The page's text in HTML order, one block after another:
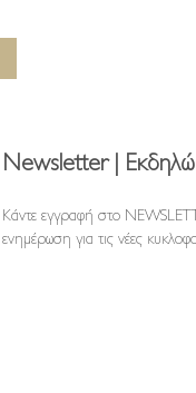
Newsletter |
Κάντε εγγραφή στο
ενημέρωση για τις νέες